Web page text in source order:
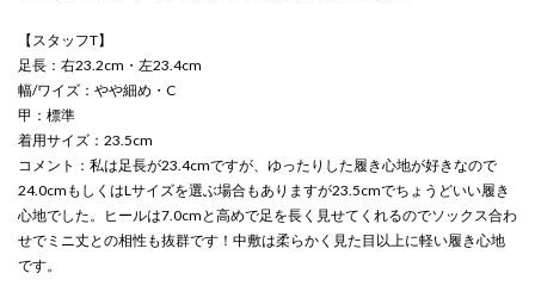
【スタッフT】
足長：右23.2cm・左23.4cm
幅/ワイズ：やや細め・C
甲：標準
着用サイズ：23.5cm
コメント：私は足長が23.4cmですが、ゆったりした履き心地が好きなので
24.0cmもしくはLサイズを選ぶ場合もありますが23.5cmでちょうどいい履き
心地でした。ヒールは7.0cmと高めで足を長く見せてくれるのでソックス合わ
せでミニ丈との相性も抜群です！中敷は柔らかく見た目以上に軽い履き心地
です。